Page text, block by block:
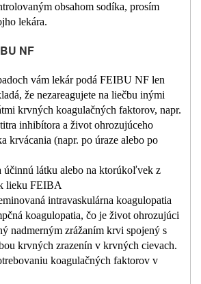
obsahom sodíka, prosím
lekára.
NF
vám lekár podá FEIBU NF len
že nezareagujete na liečbu inými
krvných koagulačných faktorov, napr.
inhibítora a život ohrozujúceho
krvácania (napr. po úraze alebo po
účinnú látku alebo na ktorúkoľvek z
lieku FEIBA
intravaskulárna koagulopatia
koagulopatia, čo je život ohrozujúci
nadmerným zrážaním krvi spojený s
krvných zrazenín v krvných cievach.
koagulačných faktorov v